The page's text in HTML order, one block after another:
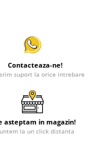
Contacteaza-ne!
suport la orice intrebare
asteptam in magazin!
la un click distanta